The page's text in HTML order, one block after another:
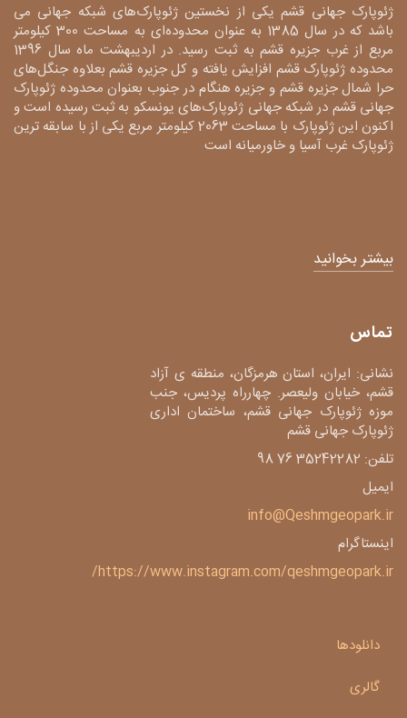
ژئوپارک جهانی قشم یکی از نخستین ژئوپارک‌های شبکه جهانی می
باشد که در سال 1385 به عنوان محدوده‌ای به مساحت 300 کیلومتر
مربع از غرب جزیره قشم به ثبت رسید. در اردیبهشت ماه سال 1396
محدوده ژئوپارک قشم افزایش یافته و کل جزیره قشم بعلاوه جنگل‌های
حرا شمال جزیره قشم و جزیره هنگام در جنوب بعنوان محدوده ژئوپارک
جهانی قشم در شبکه جهانی ژئوپارک‌های یونسکو به ثبت رسیده است و
اکنون این ژئوپارک با مساحت 2063 کیلومتر مربع یکی از با سابقه ترین
ژئوپارک غرب آسیا و خاورمیانه است
بیشتر بخوانید
تماس
نشانی: ایران، استان هرمزگان، منطقه ی آزاد
قشم، خیابان ولیعصر. چهارراه پردیس، جنب
موزه ژئوپارک جهانی قشم، ساختمان اداری
ژئوپارک جهانی قشم
تلفن: 35242282 76 98
ایمیل
info@Qeshmgeopark.ir
اینستاگرام
https://www.instagram.com/qeshmgeopark.ir/
دانلودها
گالری